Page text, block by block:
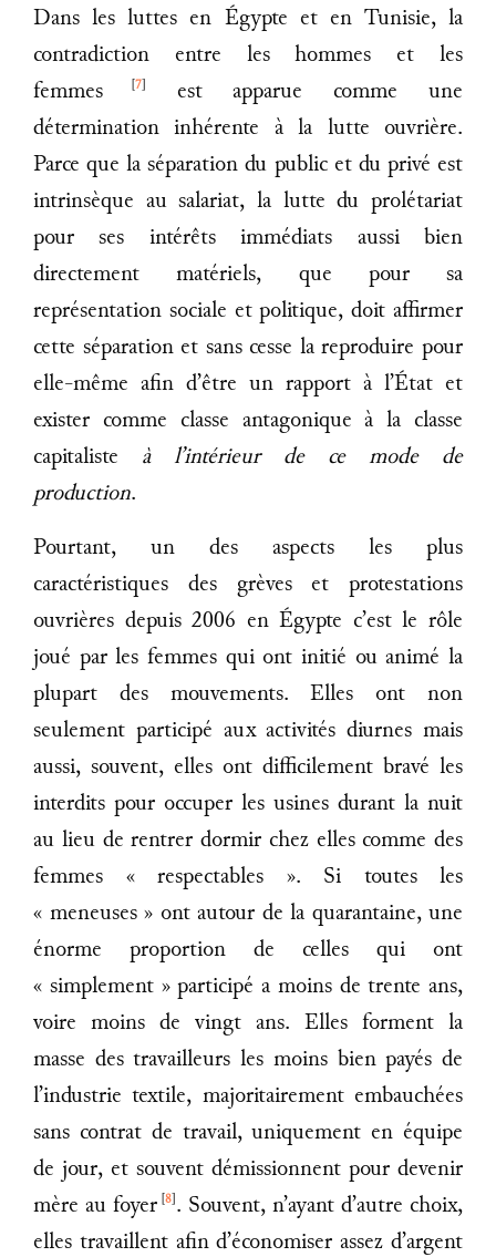
Dans les luttes en Égypte et en Tunisie, la
contradiction entre les hommes et les
femmes
7]
est apparue comme une
détermination inhérente à la lutte ouvrière.
Parce que la séparation du public et du privé est
intrinsèque au salariat, la lutte du prolétariat
pour ses intérêts immédiats aussi bien
directement matériels, que pour sa
représentation sociale et politique, doit affirmer
cette séparation et sans cesse la reproduire pour
elle-même afin d’être un rapport à l’État et
exister comme classe antagonique à la classe
capitaliste à l’intérieur de ce mode de
production.
Pourtant, un des aspects les plus
caractéristiques des grèves et protestations
ouvrières depuis 2006 en Égypte c’est le rôle
joué par les femmes qui ont initié ou animé la
plupart des mouvements. Elles ont non
seulement participé aux activités diurnes mais
aussi, souvent, elles ont difficilement bravé les
interdits pour occuper les usines durant la nuit
au lieu de rentrer dormir chez elles comme des
femmes « respectables ». Si toutes les
« meneuses » ont autour de la quarantaine, une
énorme proportion de celles qui ont
« simplement » participé a moins de trente ans,
voire moins de vingt ans. Elles forment la
masse des travailleurs les moins bien payés de
l’industrie textile, majoritairement embauchées
sans contrat de travail, uniquement en équipe
de jour, et souvent démissionnent pour devenir
mère au foyer 8 . Souvent, n’ayant d’autre choix,
elles travaillent afin d’économiser assez d’argent